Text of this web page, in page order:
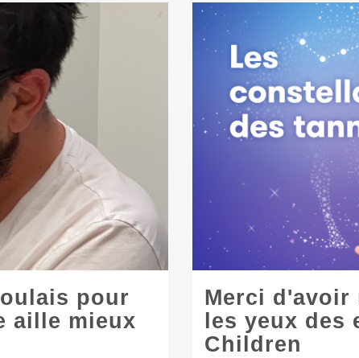
pour
aille mieux
Merci d'avoir
les yeux des
Children